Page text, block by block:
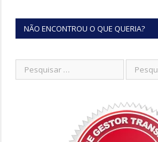
NÃO ENCONTROU O QUE QUERIA?